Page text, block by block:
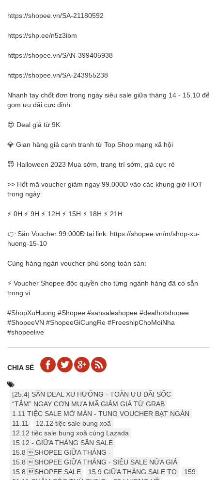
https://shopee.vn/SA-21180592
https://shp.ee/n5z3ibm
https://shopee.vn/SAN-399405938
https://shopee.vn/SA-243955238
Nhanh tay chốt đơn trong ngày siêu sale giữa tháng 14 - 15.10 để
gom ưu đãi cực đỉnh:
😍 Deal giá từ 9K
💎 Gian hàng giá cạnh tranh từ Top Shop mạng xã hội
😈 Halloween 2023 Mua sớm, trang trí sớm, giá cực rẻ
>> Hốt mã voucher giảm ngay 99.000Đ vào các khung giờ HOT
trong ngày:
⚡ 0H ⚡ 9H ⚡ 12H ⚡ 15H ⚡ 18H ⚡ 21H
👉 Săn Voucher 99.000Đ tại link: https://shopee.vn/m/shop-xu-
huong-15-10
Cùng hàng ngàn voucher phủ sóng toàn sàn:
⚡ Voucher Shopee độc quyền cho từng ngành hàng đã có sẵn
trong ví
#ShopXuHuong #Shopee #sansaleshopee #dealhotshopee
#ShopeeVN #ShopeeGiCungRe #FreeshipChoMoiNha
#shopeelive
CHIA SẺ
[25.4] ️️SĂN DEAL XU HƯỚNG - TOÀN ƯU ĐÃI SỐC
“TẮM” NGAY CƠN MƯA MÃ GIẢM GIÁ TỪ GRAB
1.11 TIỆC SALE MỞ MÀN - TUNG VOUCHER BẠT NGÀN
11.11
12.12 tiệc sale bung xoã
12.12 tiệc sale bung xoã cùng Lazada
15.12 - GIỮA THÁNG SĂN SALE
15.8 SHOPEE GIỮA THÁNG -
15.8 SHOPEE GIỮA THÁNG - SIÊU SALE NỬA GIÁ
15.8 SHOPEE SALE
15.9 ️GIỮA THÁNG SALE TO
159